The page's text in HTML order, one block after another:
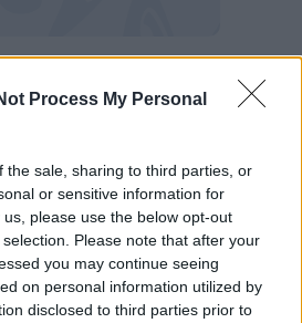
Process My Personal
the sale, sharing to third parties, or
or sensitive information for
please use the below opt-out
Please note that after your
you may continue seeing
on personal information utilized by
disclosed to third parties prior to
Opta, nelle ultime tre
che ha
, nonché solo uno dei due,
a contare nel suo
area nella competizione
Un cecchino, un gioiello